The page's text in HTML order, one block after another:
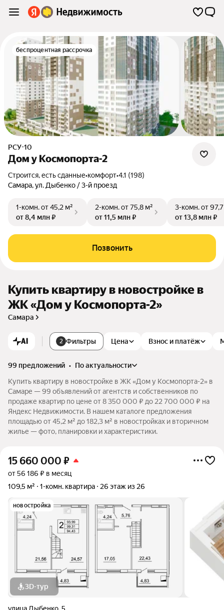
беспроцентная рассрочка
РСУ-10
Дом у Космопорта-2
Строится, есть сданные•комфорт•4.1 (198)
Самара,ул. Дыбенко / 3-й проезд
1-комн.от 45,2 м²
от 8,4 млн ₽
2-комн.от 75,8 м²
от 11,5 млн ₽
3-комн.от
от 13,8 млн ₽
Позвонить
Купить квартиру в новостройке в
ЖК «Дом у Космопорта-2»
Самара
AI 2 Фильтры Цена Взнос и платёж
99 предложений •
по актуальности
Купить квартиру в новостройке в ЖК «Дом у Космопорта-2» в
Самаре — 99 объявлений от агентств и собственников по
продаже квартир по цене от 8 350 000 ₽ до 22 700 000 ₽ на
Яндекс Недвижимости. В нашем каталоге предложения
площадью от 45,2 м² до 182,3 м² в новостройках и вторичном
жилье — фото, планировки и характеристики.
15 660 000 ₽
от 56 186 ₽ в месяц
109,5 м²
1-комн. квартира 26 этаж из 26
новостройка
3D-тур